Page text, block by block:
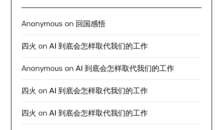
Anonymous on 回国感悟
四火 onAI 到底会怎样取代我们的工作
Anonymous onAI 到底会怎样取代我们的工作
四火 onAI 到底会怎样取代我们的工作
四火 onAI 到底会怎样取代我们的工作